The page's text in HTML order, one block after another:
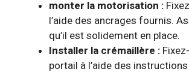
monter la motorisation :
l’aide des ancrages fournis.
qu’il est solidement en place.
Installer la crémaillère :
portail à l’aide des